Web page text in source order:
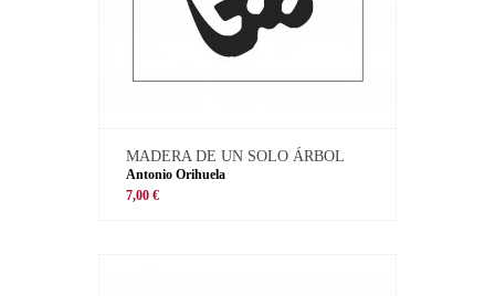
MADERA DE UN SOLO ÁRBOL
Antonio Orihuela
7,00 €